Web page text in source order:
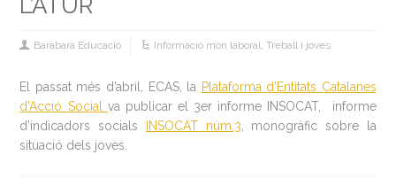
L’ATUR
Barabara Educació Informació món laboral,Treball i joves
El passat més d’abril, ECAS, la Plataforma d’Entitats Catalanes
d’Acció Social va publicar el 3er informe INSOCAT, informe
d’indicadors socials
INSOCAT núm.3 , monogràfic sobre la
situació dels joves.